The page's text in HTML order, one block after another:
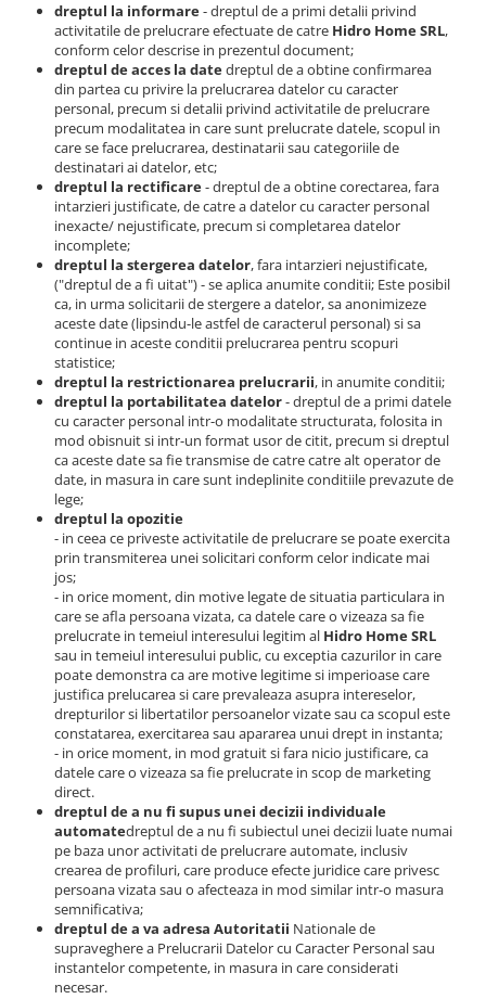
dreptul la informare- dreptul de a primi detalii privind
activitatile de prelucrare efectuate de catre Hidro Home SRL,
conform celor descrise in prezentul document;
dreptul de acces la datedreptul de a obtine confirmarea
din partea cu privire la prelucrarea datelor cu caracter
personal, precum si detalii privind activitatile de prelucrare
precum modalitatea in care sunt prelucrate datele, scopul in
care se face prelucrarea, destinatarii sau categoriile de
destinatari ai datelor, etc;
dreptul la rectificare- dreptul de a obtine corectarea, fara
intarzieri justificate, de catre a datelor cu caracter personal
inexacte/ nejustificate, precum si completarea datelor
incomplete;
dreptul la stergerea datelor, fara intarzieri nejustificate,
("dreptul de a fi uitat") - se aplica anumite conditii; Este posibil
ca, in urma solicitarii de stergere a datelor, sa anonimizeze
aceste date (lipsindu-le astfel de caracterul personal) si sa
continue in aceste conditii prelucrarea pentru scopuri
statistice;
dreptul la restrictionarea prelucrarii, in anumite conditii;
dreptul la portabilitatea datelor- dreptul de a primi datele
cu caracter personal intr-o modalitate structurata, folosita in
mod obisnuit si intr-un format usor de citit, precum si dreptul
ca aceste date sa fie transmise de catre catre alt operator de
date, in masura in care sunt indeplinite conditiile prevazute de
lege;
dreptul la opozitie
- in ceea ce priveste activitatile de prelucrare se poate exercita
prin transmiterea unei solicitari conform celor indicate mai
jos;
- in orice moment, din motive legate de situatia particulara in
care se afla persoana vizata, ca datele care o vizeaza sa fie
prelucrate in temeiul interesului legitim al Hidro Home SRL
sau in temeiul interesului public, cu exceptia cazurilor in care
poate demonstra ca are motive legitime si imperioase care
justifica prelucarea si care prevaleaza asupra intereselor,
drepturilor si libertatilor persoanelor vizate sau ca scopul este
constatarea, exercitarea sau apararea unui drept in instanta;
- in orice moment, in mod gratuit si fara nicio justificare, ca
datele care o vizeaza sa fie prelucrate in scop de marketing
direct.
dreptul de a nu fi supus unei decizii individuale
automatedreptul de a nu fi subiectul unei decizii luate numai
pe baza unor activitati de prelucrare automate, inclusiv
crearea de profiluri, care produce efecte juridice care privesc
persoana vizata sau o afecteaza in mod similar intr-o masura
semnificativa;
dreptul de a va adresa Autoritatii Nationale de
supraveghere a Prelucrarii Datelor cu Caracter Personal sau
instantelor competente, in masura in care considerati
necesar.